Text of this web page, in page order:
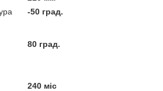
-50 град.
80 град.
240 міс